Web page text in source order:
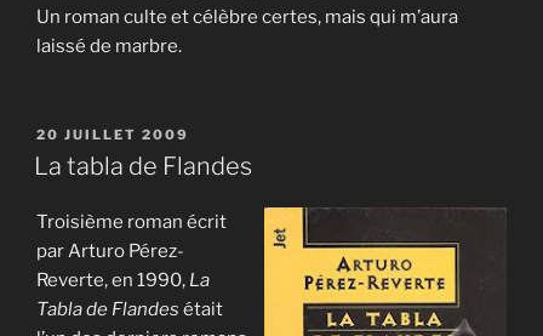
Un roman culte et célèbre certes, mais qui m’aura
laissé de marbre.
PUBLIÉ
LE
20 JUILLET 2009
La tabla de Flandes
Troisième roman écrit
par Arturo Pérez-
Reverte, en 1990, La
Tabla de Flandes était